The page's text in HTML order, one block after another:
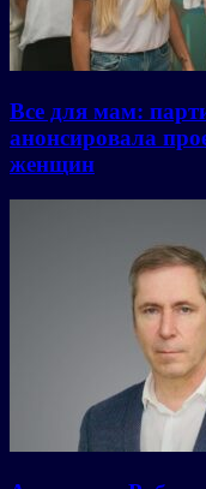
Все для мам:
анонсировала
женщин